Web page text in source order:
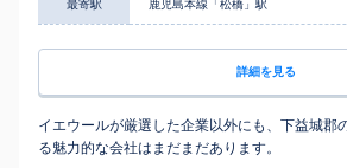
最寄駅 鹿児島本線「松橋」駅
詳細を見る
イエウールが厳選した企業以外にも、下益城郡
る魅力的な会社はまだまだあります。